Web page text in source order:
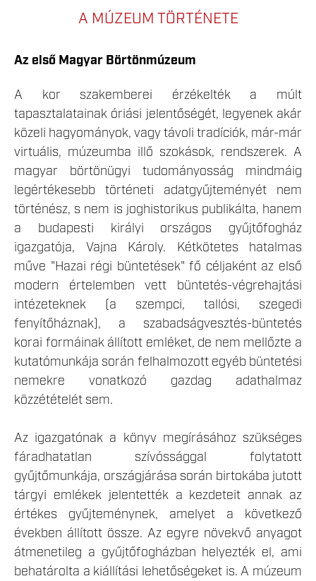
A MÚZEUM TÖRTÉNETE
Az első Magyar Börtönmúzeum
A kor szakemberei érzékelték a múlt
tapasztalatainak óriási jelentőségét, legyenek akár
közeli hagyományok, vagy távoli tradíciók, már-már
virtuális, múzeumba illő szokások, rendszerek. A
magyar börtönügyi tudományosság mindmáig
legértékesebb történeti adatgyűjteményét nem
történész, s nem is joghistorikus publikálta, hanem
a budapesti királyi országos gyűjtőfogház
igazgatója, Vajna Károly. Kétkötetes hatalmas
műve "Hazai régi büntetések" fő céljaként az első
modern értelemben vett büntetés-végrehajtási
intézeteknek (a szempci, tallósi, szegedi
fenyítőháznak), a szabadságvesztés-büntetés
korai formáinak állított emléket, de nem mellőzte a
kutatómunkája során felhalmozott egyéb büntetési
nemekre vonatkozó gazdag adathalmaz
közzétételét sem.
Az igazgatónak a könyv megírásához szükséges
fáradhatatlan szívóssággal folytatott
gyűjtőmunkája, országjárása során birtokába jutott
tárgyi emlékek jelentették a kezdeteit annak az
értékes gyűjteménynek, amelyet a következő
években állított össze. Az egyre növekvő anyagot
átmenetileg a gyűjtőfogházban helyezték el, ami
behatárolta a kiállítási lehetőségeket is. A múzeum